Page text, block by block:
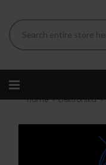
Home Elektronika